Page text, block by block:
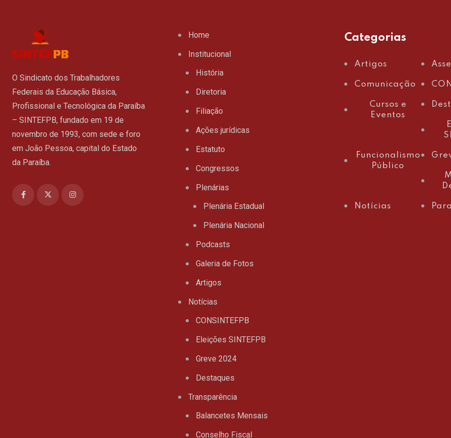
O Sindicato dos Trabalhadores
Federais da Educação Básica,
Profissional e Tecnológica da Paraíba
– SINTEFPB, fundado em 19 de
novembro de 1993, com sede e foro
em João Pessoa, capital do Estado
da Paraíba.
Home
Institucional
História
Diretoria
Filiação
Ações jurídicas
Estatuto
Congressos
Plenárias
Plenária Estadual
Plenária Nacional
Podcasts
Galeria de Fotos
Artigos
Notícias
CONSINTEFPB
Eleições SINTEFPB
Greve 2024
Destaques
Transparência
Balancetes Mensais
Conselho Fiscal
Categorias
Artigos
Comunicação
Cursos e
Eventos
Funcionalismo
Público
Notícias